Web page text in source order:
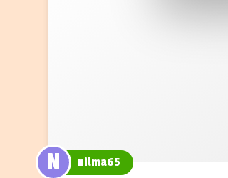
N nilma65